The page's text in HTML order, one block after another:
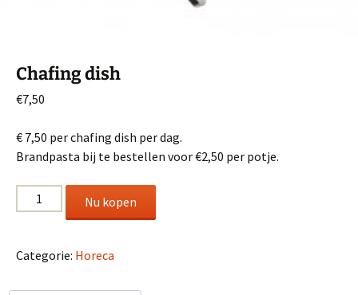
Chafing dish
€7,50
€ 7,50 per chafing dish per dag.
Brandpasta bij te bestellen voor €2,50 per potje.
Chafing
dish
Nu kopen
Categorie: Horeca